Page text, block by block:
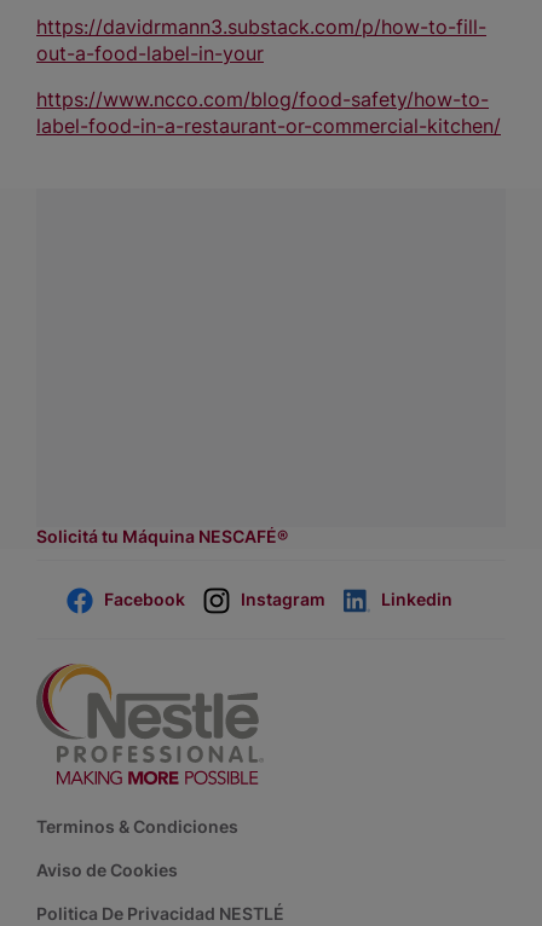
https://davidrmann3.substack.com/p/how-to-fill-
out-a-food-label-in-your
https://www.ncco.com/blog/food-safety/how-to-
label-food-in-a-restaurant-or-commercial-kitchen/
Solicitá tu Máquina NESCAFÉ®
Facebook Instagram Linkedin
Footer
Terminos & Condiciones
Aviso de Cookies
Politica De Privacidad NESTLÉ